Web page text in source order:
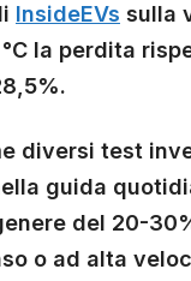
InsideEVs sulla
la perdita
diversi test
guida
del 20-
o ad alta